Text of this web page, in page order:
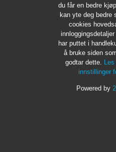
du får en bedre
kan yte deg bedre
cookies
har puttet i
å bruke siden
godtar dette.
innstillinger
Powered by